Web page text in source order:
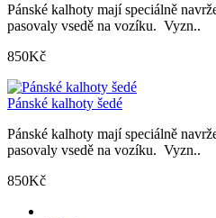
Pánské kalhoty mají speciálně
pasovaly vsedě na vozíku. Vyzn..
850Kč
Pánské kalhoty šedé
Pánské kalhoty mají speciálně
pasovaly vsedě na vozíku. Vyzn..
850Kč